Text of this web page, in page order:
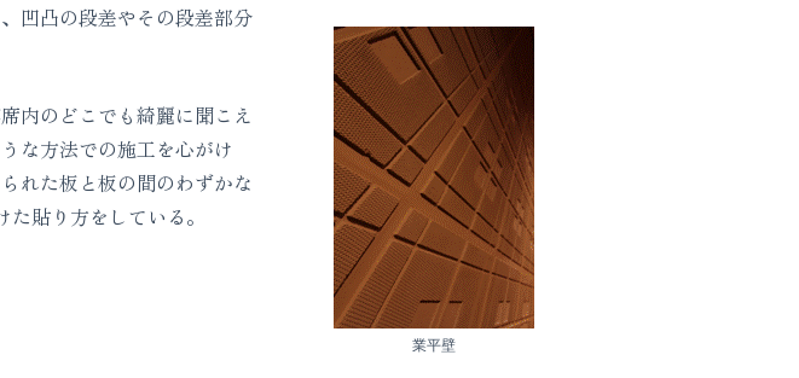
凹凸の段差やその段差部分
内のどこでも綺麗に聞こえ
な方法での施工を心がけ
れた板と板の間のわずかな
貼り方をしている。
業平壁